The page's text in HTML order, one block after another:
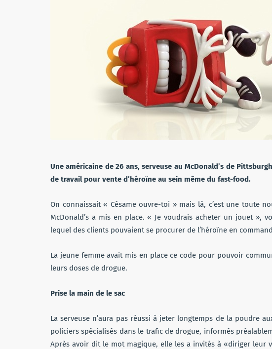
Une américaine de 26 ans, serveuse au McDonald’s de
de travail pour vente d’héroïne au sein même du fast-food.
On connaissait « Césame ouvre-toi » mais là, c’est une toute
McDonald’s a mis en place. « Je voudrais acheter un jouet »,
lequel des clients pouvaient se procurer de l’héroïne en
La jeune femme avait mis en place ce code pour pouvoir
leurs doses de drogue.
Prise la main de le sac
La serveuse n’aura pas réussi à jeter longtemps de la poudre
policiers spécialisés dans le trafic de drogue, informés
Après avoir dit le mot magique, elle les a invités à «diriger leur